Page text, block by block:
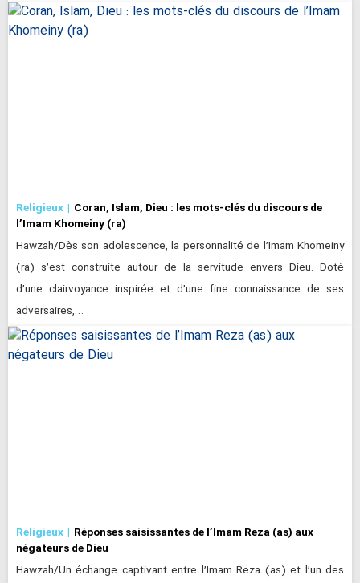
Religieux
Coran, Islam, Dieu : les mots-clés du discours de
l’Imam Khomeiny (ra)
Hawzah/Dès son adolescence, la personnalité de l’Imam Khomeiny
(ra) s’est construite autour de la servitude envers Dieu. Doté
d’une clairvoyance inspirée et d’une fine connaissance de ses
adversaires,…
Religieux
Réponses saisissantes de l’Imam Reza (as) aux
négateurs de Dieu
Hawzah/Un échange captivant entre l’Imam Reza (as) et l’un des